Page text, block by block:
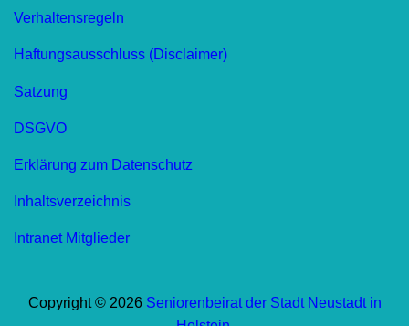
Verhaltensregeln
Haftungsausschluss (Disclaimer)
Satzung
DSGVO
Erklärung zum Datenschutz
Inhaltsverzeichnis
Intranet Mitglieder
Copyright © 2026 Seniorenbeirat der Stadt Neustadt in